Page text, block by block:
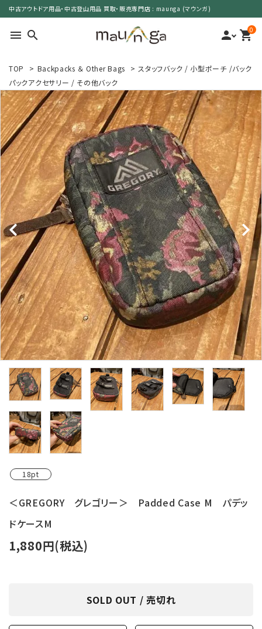
中古アウトドア用品・中古登山用品 買取・販売専門店 : maunga (マウンガ)
menu search person 0
shopping_cart
search
カテゴリーで選ぶ
サイズで選ぶ
特集で選ぶ
価格で選ぶ
買取案内
レンタル・修理
店舗情報
POLICY
INFORMATION
ACCOUNT MENU
ようこそ ゲスト 様
meeting_room ログイン
TOP > Backpacks ＆ Other Bags > スタッフバック / 小型ポーチ /バック
パックアクセサリー / その他バック
18pt
＜GREGORY グレゴリー＞ Padded Case M パデッ
ドケースM
1,880円(税込)
SOLD OUT / 売切れ